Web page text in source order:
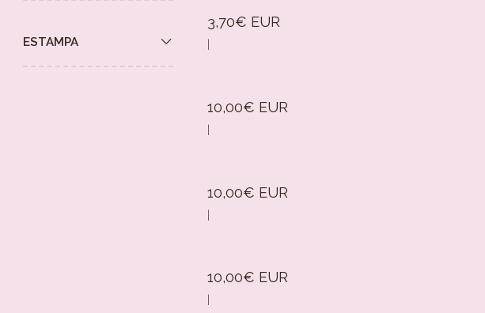
ESTAMPA
3,70€ EUR
10,00€ EUR
10,00€ EUR
10,00€ EUR